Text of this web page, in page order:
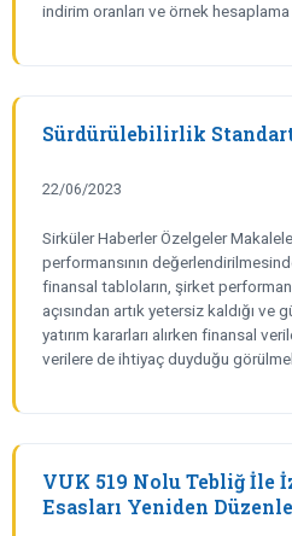
indirim oranları ve örnek
Sürdürülebilirlik
22/06/2023
Sirküler Haberler Özelgeler
performansının
finansal tabloların, şirket
açısından artık yetersiz kaldığı ve
yatırım kararları alırken finansal
verilere de ihtiyaç duyduğu
VUK 519 Nolu Tebliğ İle
Esasları Yeniden